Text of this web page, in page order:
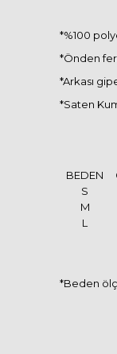
*%100
*Önden
*Arkası
*Saten
BEDEN
S
M
L
*Beden